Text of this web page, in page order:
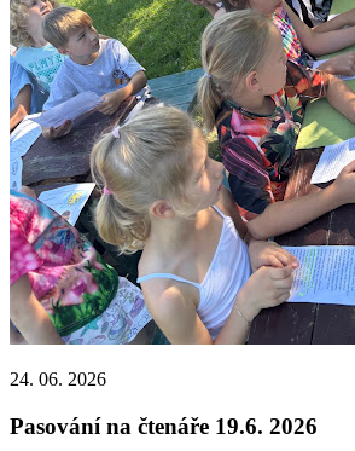
24. 06. 2026
Pasování na čtenáře 19.6. 2026